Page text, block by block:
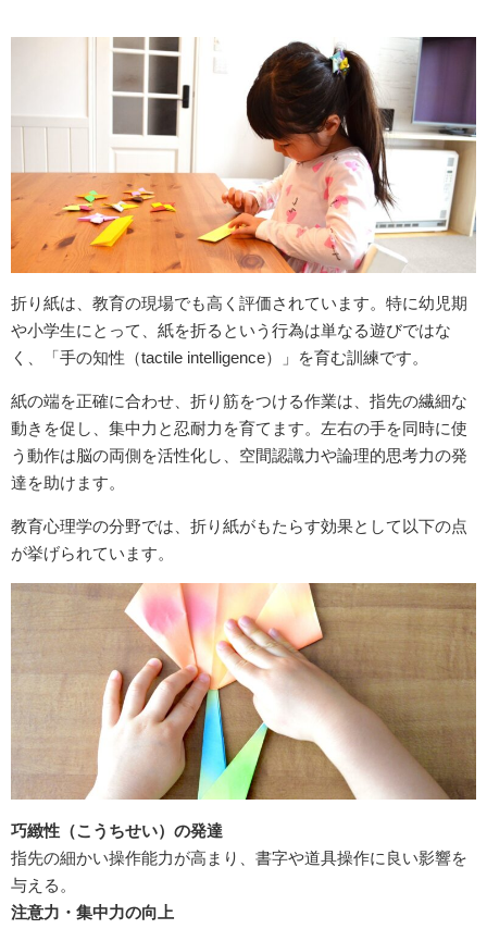
折り紙は、教育の現場でも高く評価されています。特に幼児期
や小学生にとって、紙を折るという行為は単なる遊びではな
く、「手の知性（tactile intelligence）」を育む訓練です。
紙の端を正確に合わせ、折り筋をつける作業は、指先の繊細な
動きを促し、集中力と忍耐力を育てます。左右の手を同時に使
う動作は脳の両側を活性化し、空間認識力や論理的思考力の発
達を助けます。
教育心理学の分野では、折り紙がもたらす効果として以下の点
が挙げられています。
巧緻性（こうちせい）の発達
指先の細かい操作能力が高まり、書字や道具操作に良い影響を
与える。
注意力・集中力の向上